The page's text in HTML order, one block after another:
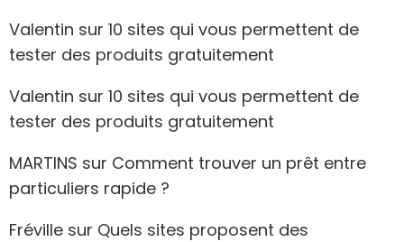
Valentin sur 10 sites qui vous permettent de
tester des produits gratuitement
Valentin sur 10 sites qui vous permettent de
tester des produits gratuitement
MARTINS sur Comment trouver un prêt entre
particuliers rapide ?
Fréville sur Quels sites proposent des